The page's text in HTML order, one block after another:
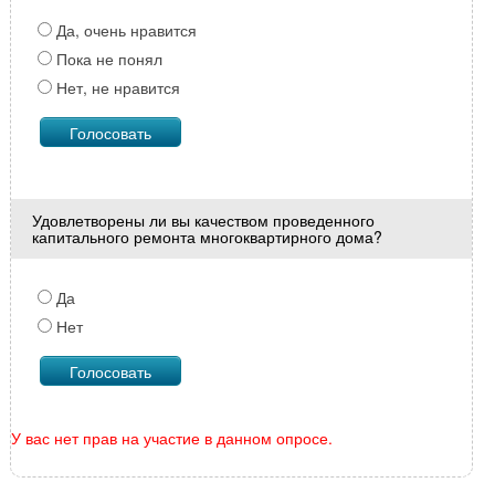
Да, очень нравится
Пока не понял
Нет, не нравится
Удовлетворены ли вы качеством проведенного
капитального ремонта многоквартирного дома?
Да
Нет
У вас нет прав на участие в данном опросе.